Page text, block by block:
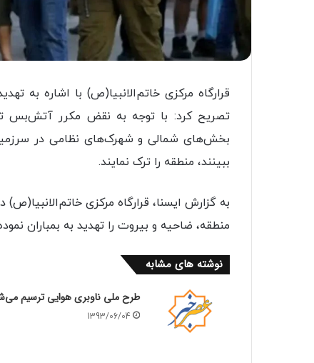
قرارگاه مرکزی خاتم‌الانبیا(ص) با اشاره به
تصریح کرد: با توجه به نقض مکرر آتش‌بس
بخش‌های شمالی و شهرک‌های نظامی در
ببینند، منطقه را ترک نمایند.
به گزارش ایسنا، قرارگاه مرکزی
منطقه، ضاحیه و بیروت را تهدید به بمباران
نوشته های مشابه
طرح ملی ناوبری هوایی ترسیم
1393/06/04